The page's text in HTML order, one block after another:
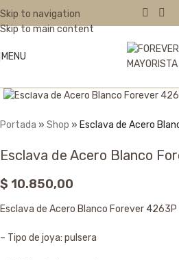
Skip to navigation
Skip to main content
MENU
Portada » Shop » Esclava de Acero
Esclava de Acero Blanco
$ 10.850,00
Esclava de Acero Blanco Forever 4263P
– Tipo de joya: pulsera